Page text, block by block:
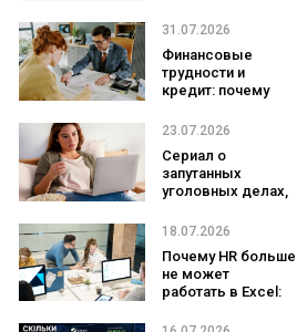
случай его
31.07.2026
Финансовые
трудности и
кредит: почему
действовать без
23.07.2026
Сериал о
запутанных
уголовных делах,
хочет браться
18.07.2026
Почему HR больше
не может
работать в Excel:
процессов